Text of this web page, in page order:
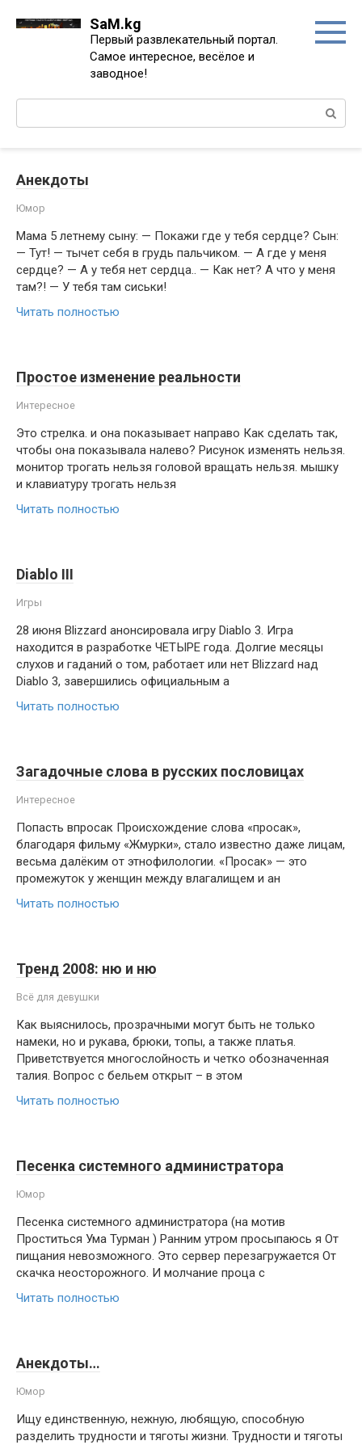
SaM.kg
Первый развлекательный портал.
Самое интересное, весёлое и
заводное!
Поиск:
Анекдоты
Юмор
Мама 5 летнему сыну: — Покажи где у тебя сердце? Сын:
— Тут! — тычет себя в грудь пальчиком. — А где у меня
сердце? — А у тебя нет сердца.. — Как нет? А что у меня
там?! — У тебя там сиськи!
Читать полностью
Простое изменение реальности
Интересное
Это стрелка. и она показывает направо Как сделать так,
чтобы она показывала налево? Рисунок изменять нельзя.
монитор трогать нельзя головой вращать нельзя. мышку
и клавиатуру трогать нельзя
Читать полностью
Diablo III
Игры
28 июня Blizzard анонсировала игру Diablo 3. Игра
находится в разработке ЧЕТЫРЕ года. Долгие месяцы
слухов и гаданий о том, работает или нет Blizzard над
Diablo 3, завершились официальным а
Читать полностью
Загадочные слова в русских пословицах
Интересное
Попасть впросак Происхождение слова «просак»,
благодаря фильму «Жмурки», стало известно даже лицам,
весьма далёким от этнофилологии. «Просак» — это
промежуток у женщин между влагалищем и ан
Читать полностью
Тренд 2008: ню и ню
Всё для девушки
Как выяснилось, прозрачными могут быть не только
намеки, но и рукава, брюки, топы, а также платья.
Приветствуется многослойность и четко обозначенная
талия. Вопрос с бельем открыт – в этом
Читать полностью
Песенка системного администратора
Юмор
Песенка системного администратора (на мотив
Проститься Ума Турман ) Ранним утром просыпаюсь я От
пищания невозможного. Это сервер перезагружается От
скачка неосторожного. И молчание проца с
Читать полностью
Анекдоты…
Юмор
Ищу единственную, нежную, любящую, способную
разделить трудности и тяготы жизни. Трудности и тяготы